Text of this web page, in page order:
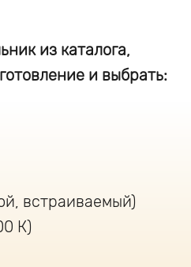
из каталога,
и выбрать:
встраиваемый)
К)